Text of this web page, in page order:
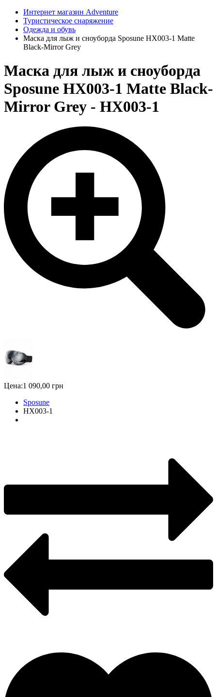
Интернет магазин Adventure
Туристическое снаряжение
Одежда и обувь
Маска для лыж и сноуборда Sposune HX003-1 Matte
Black-Mirror Grey
Маска для лыж и сноуборда
Sposune HX003-1 Matte Black-
Mirror Grey - HX003-1
Цена:1 090,00 грн
Sposune
HX003-1